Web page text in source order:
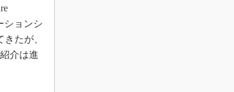
ションシ
たが、
介は進